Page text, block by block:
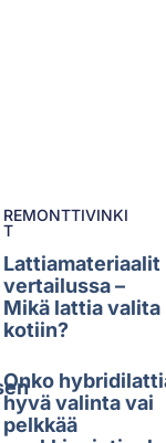
REMONTTIVINKI
T
Lattiamateriaalit
vertailussa –
Mikä lattia valita
kotiin?
Onko
hyvä valinta vai
pelkkää